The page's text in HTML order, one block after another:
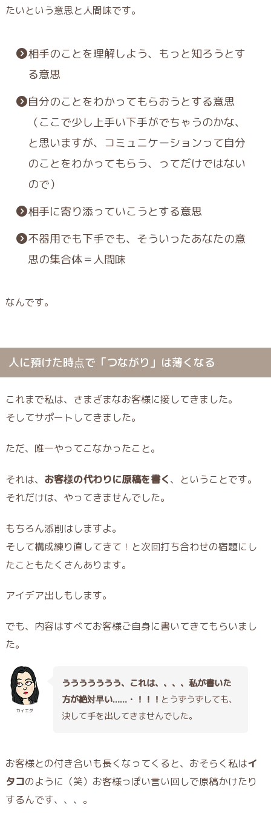
たいという意思と人間味です。
相手のことを理解しよう、もっと知ろうとす
る意思
自分のことをわかってもらおうとする意思
（ここで少し上手い下手がでちゃうのかな、
と思いますが、コミュニケーションって自分
のことをわかってもらう、ってだけではない
ので）
相手に寄り添っていこうとする意思
不器用でも下手でも、そういったあなたの意
思の集合体＝人間味
なんです。
人に預けた時点で「つながり」は薄くなる
これまで私は、さまざまなお客様に接してきました。
そしてサポートしてきました。
ただ、唯一やってこなかったこと。
それは、 お客様の代わりに原稿を書く、ということです。
それだけは、やってきませんでした。
もちろん添削はしますよ。
そして構成練り直してきて！と次回打ち合わせの宿題にし
たこともたくさんあります。
アイデア出しもします。
でも、内容はすべてお客様ご自身に書いてきてもらいまし
た。
カイエダ
ううううううう、これは、、、、私が書いた
方が絶対早い……・！！！ とうずうずしても、
決して手を出してきませんでした。
お客様との付き合いも長くなってくると、おそらく私はイ
タコのように（笑）お客様っぽい言い回しで原稿かけたり
するんです、、、。